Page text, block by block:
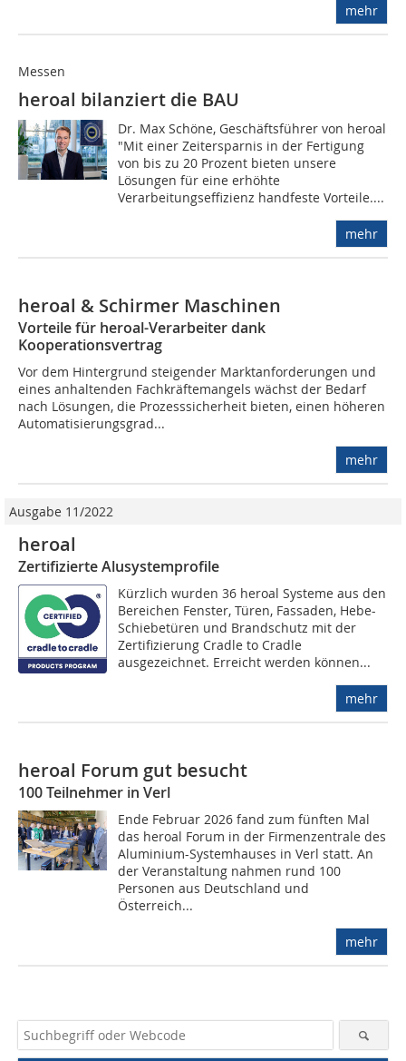
mehr
Messen
heroal bilanziert die BAU
Dr. Max Schöne, Geschäftsführer von heroal
"Mit einer Zeitersparnis in der Fertigung
von bis zu 20 Prozent bieten unsere
Lösungen für eine erhöhte
Verarbeitungseffizienz handfeste Vorteile....
mehr
heroal & Schirmer Maschinen
Vorteile für heroal-Verarbeiter dank
Kooperationsvertrag
Vor dem Hintergrund steigender Marktanforderungen und
eines anhaltenden Fachkräftemangels wächst der Bedarf
nach Lösungen, die Prozesssicherheit bieten, einen höheren
Automatisierungsgrad...
mehr
Ausgabe 11/2022
heroal
Zertifizierte Alusystemprofile
Kürzlich wurden 36 heroal Systeme aus den
Bereichen Fenster, Türen, Fassaden, Hebe-
Schiebetüren und Brandschutz mit der
Zertifizierung Cradle to Cradle
ausgezeichnet. Erreicht werden können...
mehr
heroal Forum gut besucht
100 Teilnehmer in Verl
Ende Februar 2026 fand zum fünften Mal
das heroal Forum in der Firmenzentrale des
Aluminium-Systemhauses in Verl statt. An
der Veranstaltung nahmen rund 100
Personen aus Deutschland und
Österreich...
mehr